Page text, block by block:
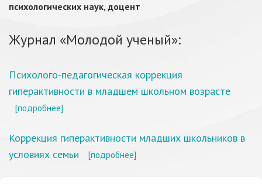
психологических наук, доцент
Журнал «Молодой ученый»:
Психолого-педагогическая коррекция
гиперактивности в младшем школьном возрасте
[подробнее]
Коррекция гиперактивности младших школьников в
условиях семьи
[подробнее]